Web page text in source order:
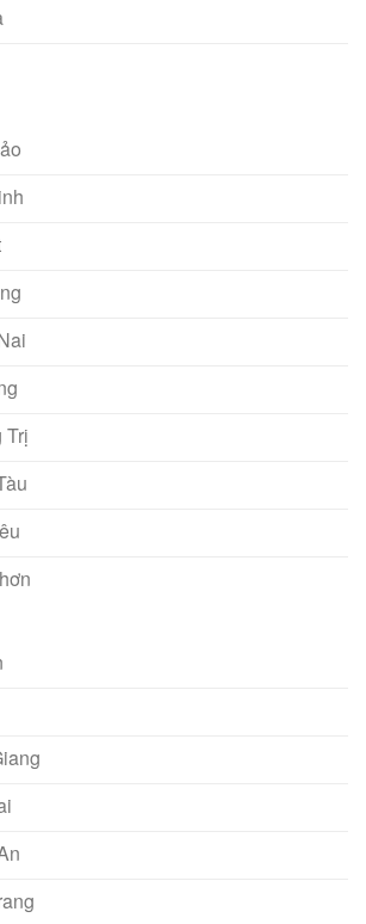
Trị